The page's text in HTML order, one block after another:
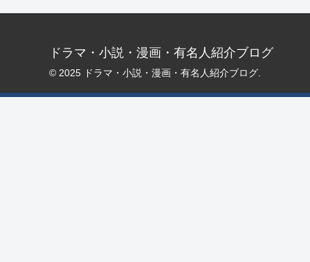
ドラマ・小説・漫画・有名人紹介ブログ
© 2025 ドラマ・小説・漫画・有名人紹介ブログ.